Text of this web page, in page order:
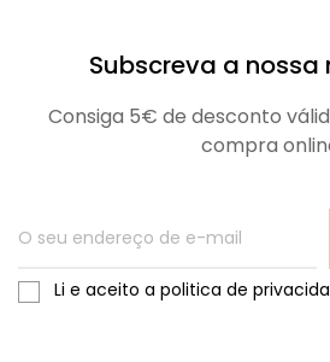
Subscreva a nossa
Consiga 5€ de desconto
compra
Li e aceito a politica de